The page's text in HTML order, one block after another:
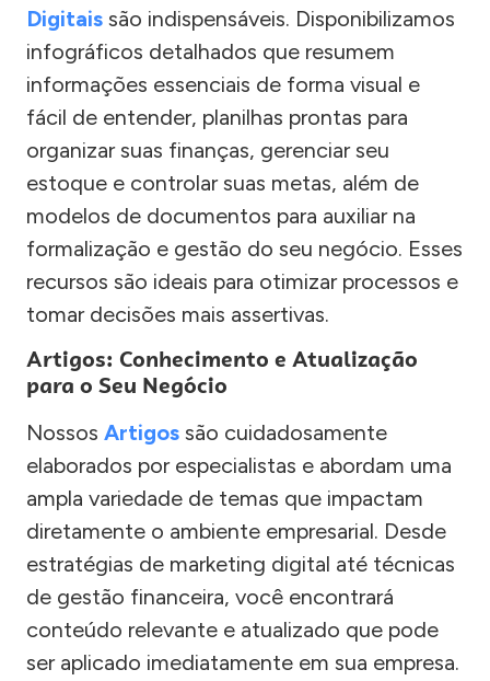
Digitais são indispensáveis. Disponibilizamos
infográficos detalhados que resumem
informações essenciais de forma visual e
fácil de entender, planilhas prontas para
organizar suas finanças, gerenciar seu
estoque e controlar suas metas, além de
modelos de documentos para auxiliar na
formalização e gestão do seu negócio. Esses
recursos são ideais para otimizar processos e
tomar decisões mais assertivas.
Artigos: Conhecimento e Atualização
para o Seu Negócio
Nossos Artigos são cuidadosamente
elaborados por especialistas e abordam uma
ampla variedade de temas que impactam
diretamente o ambiente empresarial. Desde
estratégias de marketing digital até técnicas
de gestão financeira, você encontrará
conteúdo relevante e atualizado que pode
ser aplicado imediatamente em sua empresa.